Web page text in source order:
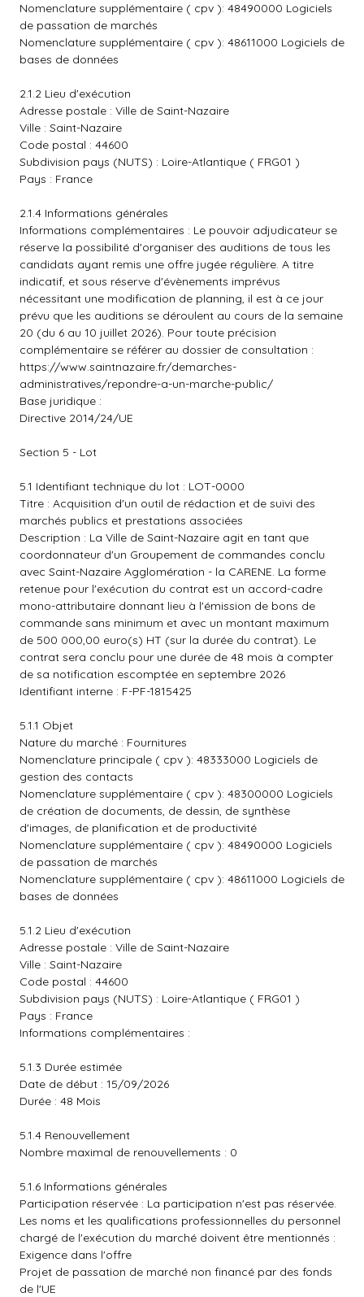
Nomenclature supplémentaire ( cpv ): 48490000 Logiciels
de passation de marchés
Nomenclature supplémentaire ( cpv ): 48611000 Logiciels de
bases de données
2.1.2 Lieu d'exécution
Adresse postale : Ville de Saint-Nazaire
Ville : Saint-Nazaire
Code postal : 44600
Subdivision pays (NUTS) : Loire-Atlantique ( FRG01 )
Pays : France
2.1.4 Informations générales
Informations complémentaires : Le pouvoir adjudicateur se
réserve la possibilité d'organiser des auditions de tous les
candidats ayant remis une offre jugée régulière. A titre
indicatif, et sous réserve d'évènements imprévus
nécessitant une modification de planning, il est à ce jour
prévu que les auditions se déroulent au cours de la semaine
20 (du 6 au 10 juillet 2026). Pour toute précision
complémentaire se référer au dossier de consultation :
https://www.saintnazaire.fr/demarches-
administratives/repondre-a-un-marche-public/
Base juridique :
Directive 2014/24/UE
Section 5 - Lot
5.1 Identifiant technique du lot : LOT-0000
Titre : Acquisition d'un outil de rédaction et de suivi des
marchés publics et prestations associées
Description : La Ville de Saint-Nazaire agit en tant que
coordonnateur d'un Groupement de commandes conclu
avec Saint-Nazaire Agglomération - la CARENE. La forme
retenue pour l'exécution du contrat est un accord-cadre
mono-attributaire donnant lieu à l'émission de bons de
commande sans minimum et avec un montant maximum
de 500 000,00 euro(s) HT (sur la durée du contrat). Le
contrat sera conclu pour une durée de 48 mois à compter
de sa notification escomptée en septembre 2026
Identifiant interne : F-PF-1815425
5.1.1 Objet
Nature du marché : Fournitures
Nomenclature principale ( cpv ): 48333000 Logiciels de
gestion des contacts
Nomenclature supplémentaire ( cpv ): 48300000 Logiciels
de création de documents, de dessin, de synthèse
d'images, de planification et de productivité
Nomenclature supplémentaire ( cpv ): 48490000 Logiciels
de passation de marchés
Nomenclature supplémentaire ( cpv ): 48611000 Logiciels de
bases de données
5.1.2 Lieu d'exécution
Adresse postale : Ville de Saint-Nazaire
Ville : Saint-Nazaire
Code postal : 44600
Subdivision pays (NUTS) : Loire-Atlantique ( FRG01 )
Pays : France
Informations complémentaires :
5.1.3 Durée estimée
Date de début : 15/09/2026
Durée : 48 Mois
5.1.4 Renouvellement
Nombre maximal de renouvellements : 0
5.1.6 Informations générales
Participation réservée : La participation n'est pas réservée.
Les noms et les qualifications professionnelles du personnel
chargé de l'exécution du marché doivent être mentionnés :
Exigence dans l'offre
Projet de passation de marché non financé par des fonds
de l'UE